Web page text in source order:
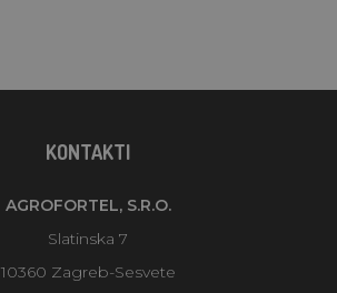
KONTAKTI
AGROFORTEL, S.R.O.
Slatinska 7
10360 Zagreb-Sesvete